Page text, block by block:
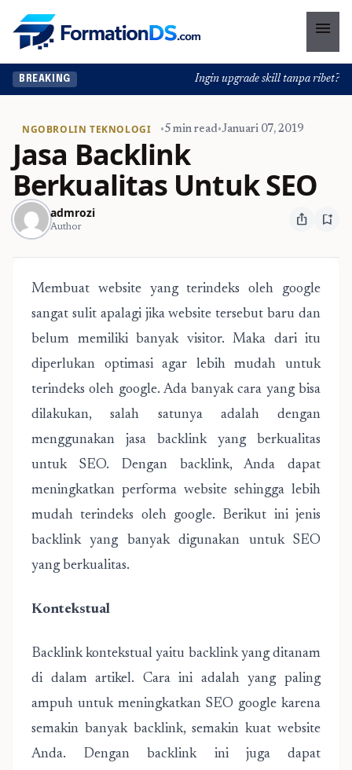
menu
BREAKING Ingin upgrade skill tanpa ribet?
NGOBROLIN TEKNOLOGI •5 min read•Januari 07, 2019
Jasa Backlink
Berkualitas Untuk SEO
admrozi
Author ios_share bookmark_add
Membuat website yang terindeks oleh google
sangat sulit apalagi jika website tersebut baru dan
belum memiliki banyak visitor. Maka dari itu
diperlukan optimasi agar lebih mudah untuk
terindeks oleh google. Ada banyak cara yang bisa
dilakukan, salah satunya adalah dengan
menggunakan jasa backlink yang berkualitas
untuk SEO. Dengan backlink, Anda dapat
meningkatkan performa website sehingga lebih
mudah terindeks oleh google. Berikut ini jenis
backlink yang banyak digunakan untuk SEO
yang berkualitas.
Kontekstual
Backlink kontekstual yaitu backlink yang ditanam
di dalam artikel. Cara ini adalah yang paling
ampuh untuk meningkatkan SEO google karena
semakin banyak backlink, semakin kuat website
Anda. Dengan backlink ini juga dapat